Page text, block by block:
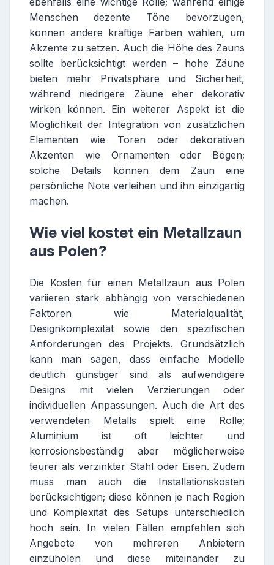
Menschen dezente Töne bevorzugen,
können andere kräftige Farben wählen, um
Akzente zu setzen. Auch die Höhe des Zauns
sollte berücksichtigt werden – hohe Zäune
bieten mehr Privatsphäre und Sicherheit,
während niedrigere Zäune eher dekorativ
wirken können. Ein weiterer Aspekt ist die
Möglichkeit der Integration von zusätzlichen
Elementen wie Toren oder dekorativen
Akzenten wie Ornamenten oder Bögen;
solche Details können dem Zaun eine
persönliche Note verleihen und ihn einzigartig
machen.
Wie viel kostet ein Metallzaun
aus Polen?
Die Kosten für einen Metallzaun aus Polen
variieren stark abhängig von verschiedenen
Faktoren wie Materialqualität,
Designkomplexität sowie den spezifischen
Anforderungen des Projekts. Grundsätzlich
kann man sagen, dass einfache Modelle
deutlich günstiger sind als aufwendigere
Designs mit vielen Verzierungen oder
individuellen Anpassungen. Auch die Art des
verwendeten Metalls spielt eine Rolle;
Aluminium ist oft leichter und
korrosionsbeständig aber möglicherweise
teurer als verzinkter Stahl oder Eisen. Zudem
muss man auch die Installationskosten
berücksichtigen; diese können je nach Region
und Komplexität des Setups unterschiedlich
hoch sein. In vielen Fällen empfehlen sich
Angebote von mehreren Anbietern
einzuholen und diese miteinander zu